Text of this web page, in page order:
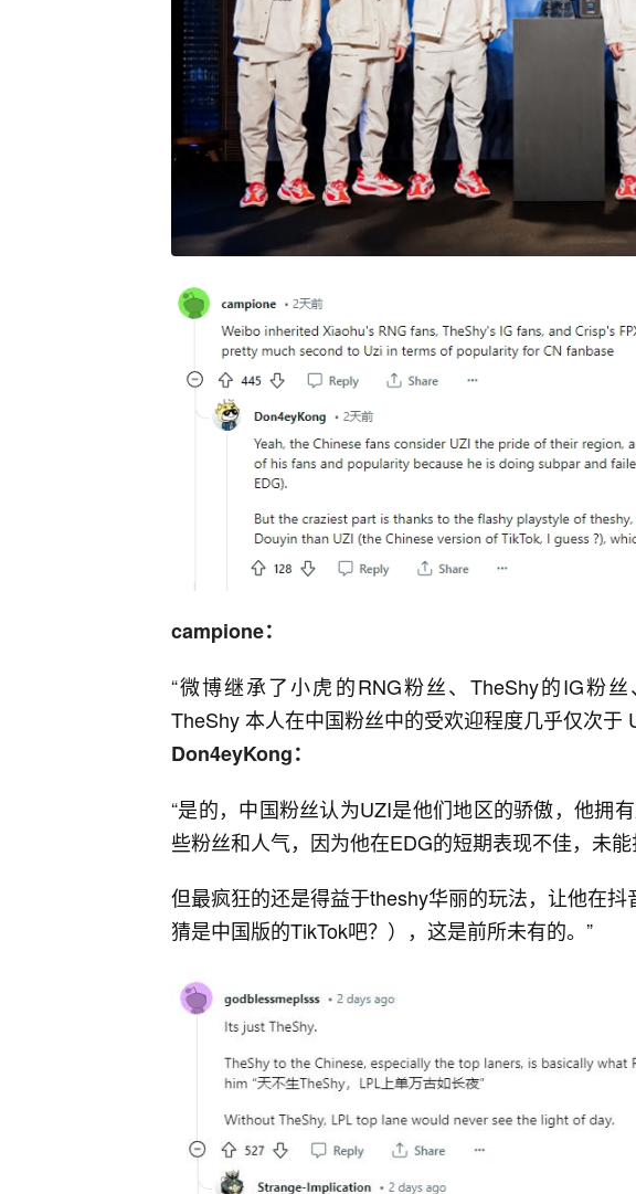
campione：
“微博继承了小虎的RNG粉丝、TheShy的IG粉
TheShy 本人在中国粉丝中的受欢迎程度几乎仅次于
Don4eyKong：
“是的，中国粉丝认为UZI是他们地区的骄傲，他拥
些粉丝和人气，因为他在EDG的短期表现不佳，未能
但最疯狂的还是得益于theshy华丽的玩法，让他在
猜是中国版的TikTok吧？），这是前所未有的。”